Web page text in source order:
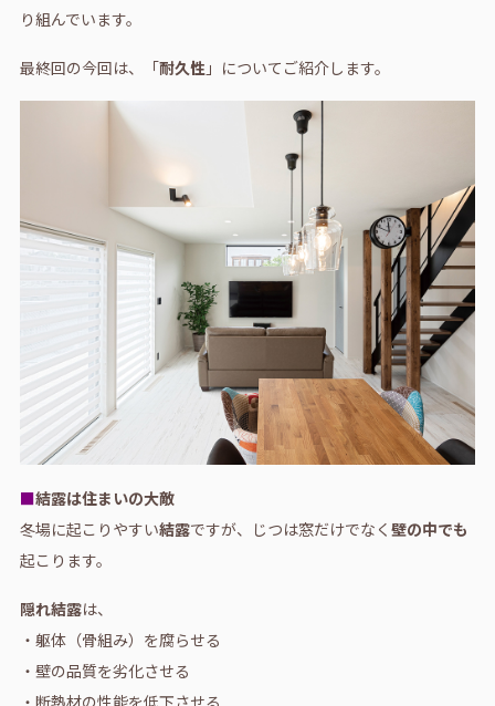
り組んでいます。
最終回の今回は、「耐久性 」についてご紹介します。
■結露は住まいの大敵
冬場に起こりやすい結露ですが、じつは窓だけでなく 壁の中でも
起こります。
隠れ結露は、
・躯体（骨組み）を腐らせる
・壁の品質を劣化させる